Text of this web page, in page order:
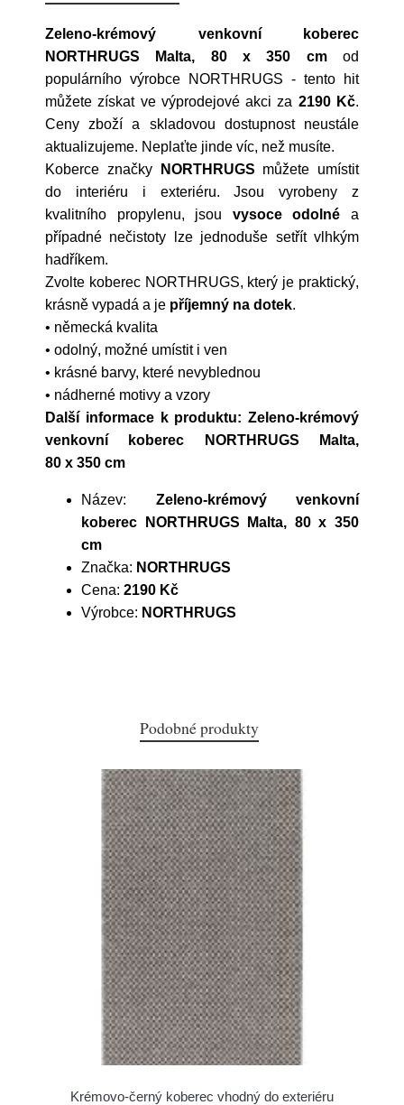
Zeleno-krémový venkovní koberec
NORTHRUGS Malta, 80 x 350 cmod
populárního výrobce
NORTHRUGS - tento hit
můžete získat ve výprodejové akci za 2190 Kč.
Ceny zboží a skladovou dostupnost neustále
aktualizujeme. Neplaťte jinde víc, než musíte.
Koberce značky
NORTHRUGS můžete umístit
do interiéru i exteriéru. Jsou vyrobeny z
kvalitního propylenu, jsou vysoce odolné a
případné nečistoty lze jednoduše setřít vlhkým
hadříkem.
Zvolte koberec NORTHRUGS, který je praktický,
krásně vypadá a je příjemný na dotek.
• německá kvalita
• odolný, možné umístit i ven
• krásné barvy, které nevyblednou
• nádherné motivy a vzory
Další informace k produktu: Zeleno-krémový
venkovní koberec NORTHRUGS Malta,
80 x 350 cm
Název: Zeleno-krémový venkovní
koberec NORTHRUGS Malta, 80 x 350
cm
Značka: NORTHRUGS
Cena: 2190 Kč
Výrobce: NORTHRUGS
Podobné produkty
Krémovo-černý koberec vhodný do exteriéru